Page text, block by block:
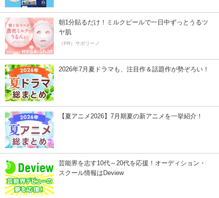
朝1分貼るだけ！ミルクピールで一日中ずっとうるツ
ヤ肌
（PR）サボリーノ
2026年7月夏ドラマも、注目作＆話題作が勢ぞろい！
【夏アニメ2026】7月期夏の新アニメを一挙紹介！
芸能界を志す10代～20代を応援！オーディション・
スクール情報はDeview